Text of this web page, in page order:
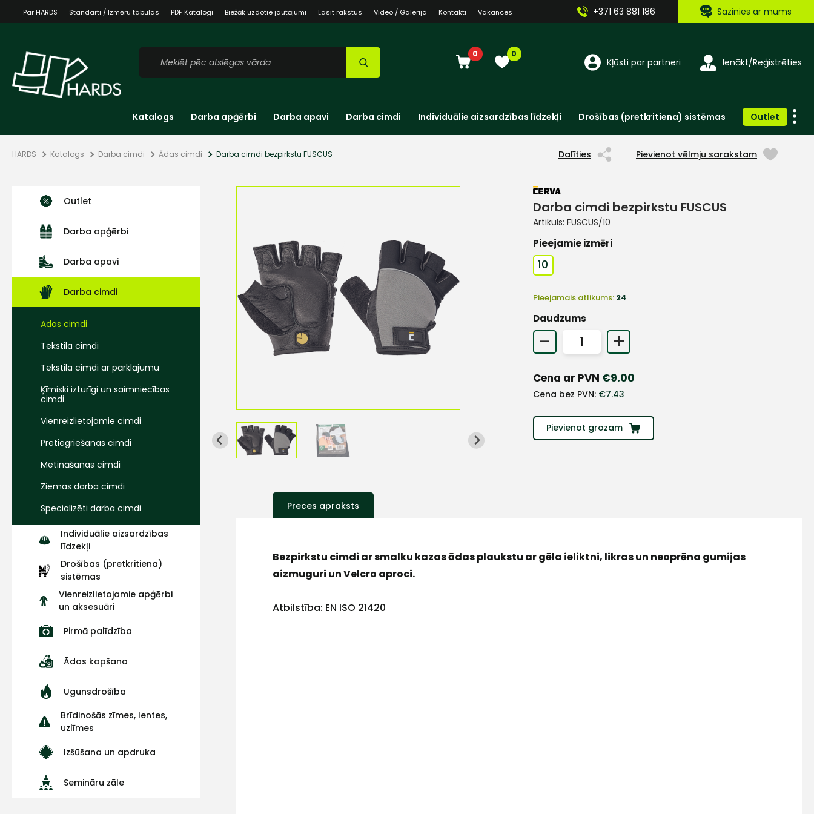
Par HARDS Standarti / Izmēru tabulas PDF Katalogi Biežāk uzdotie jautājumi Lasīt rakstus Video / Galerija Kontakti Vakances +371 63 881 186 Sazinies ar mums
0 0
Kļūsti par partneri Ienākt/Reģistrēties
Katalogs Darba apģērbi Darba apavi Darba cimdi Individuālie aizsardzības līdzekļi Drošības (pretkritiena) sistēmas Outlet
HARDS Katalogs Darba cimdi Ādas cimdi Darba cimdi bezpirkstu FUSCUS Dalīties Pievienot vēlmju sarakstam
Outlet
Darba apģērbi
Darba apavi
Darba cimdi
Ādas cimdi
Tekstila cimdi
Tekstila cimdi ar pārklājumu
Ķīmiski izturīgi un saimniecības
cimdi
Vienreizlietojamie cimdi
Pretiegriešanas cimdi
Metināšanas cimdi
Ziemas darba cimdi
Specializēti darba cimdi
Individuālie aizsardzības
līdzekļi
Drošības (pretkritiena)
sistēmas
Vienreizlietojamie apģērbi
un aksesuāri
Pirmā palīdzība
Ādas kopšana
Ugunsdrošība
Brīdinošās zīmes, lentes,
uzlīmes
Izšūšana un apdruka
Semināru zāle
Darba cimdi bezpirkstu FUSCUS
Artikuls: FUSCUS/10
Pieejamie izmēri
10
Pieejamais atlikums: 24
Daudzums
- +
Cena ar PVN €9.00
Cena bez PVN: €7.43
Pievienot grozam
Preces apraksts
Bezpirkstu cimdi ar smalku kazas ādas plaukstu ar gēla ieliktni, likras un neoprēna gumijas
aizmuguri un Velcro aproci.
Atbilstība: EN ISO 21420
+